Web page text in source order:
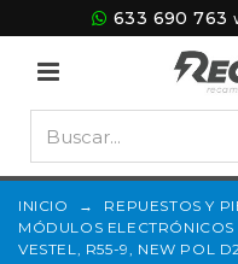
633 690 763
INICIO → REPUESTOS Y
MÓDULOS ELECTRÓNICOS
VESTEL, R55-9, NEW POL